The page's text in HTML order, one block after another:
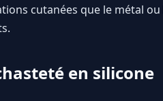
cutanées que le métal ou
en silicone